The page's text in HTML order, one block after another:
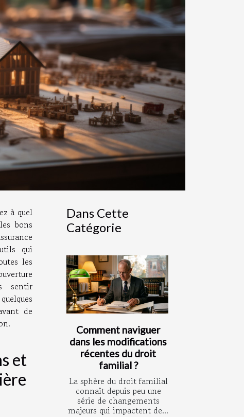
à quel
bons
qui
les
sentir
de
et
Dans Cette
Catégorie
Comment naviguer
dans les modifications
récentes du droit
familial ?
La sphère du droit familial
connaît depuis peu une
série de changements
majeurs qui impactent de...